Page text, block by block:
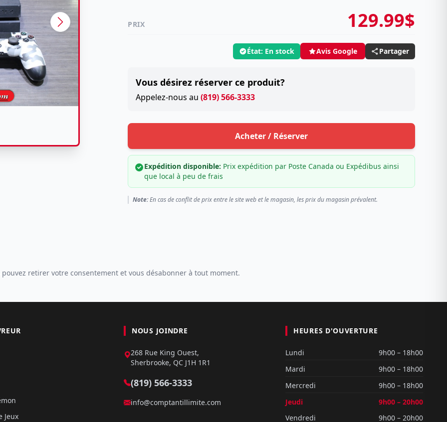
PRIX 129.99$
État: En stock Avis Google Partager
Vous désirez réserver ce produit?
Appelez-nous au (819) 566-3333
Acheter / Réserver
Expédition disponible: Prix expédition par Poste Canada ou Expédibus ainsi
que local à peu de frais
Note:En cas de conflit de prix entre le site web et le magasin, les prix du magasin prévalent.
pouvez retirer votre consentement et vous désabonner à tout moment.
Jeux
NOUS JOINDRE
268 Rue King Ouest,
Sherbrooke, QC J1H 1R1
(819) 566-3333
info@comptantillimite.com
HEURES D'OUVERTURE
Lundi
9h00 – 18h00
Mardi
9h00 – 18h00
Mercredi
9h00 – 18h00
Jeudi
9h00 – 20h00
Vendredi
9h00 – 20h00